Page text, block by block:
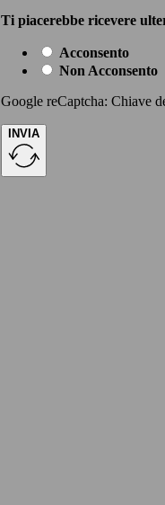
Ti piacerebbe ricevere
Acconsento
Non Acconsento
Google reCaptcha: Chiave
INVIA